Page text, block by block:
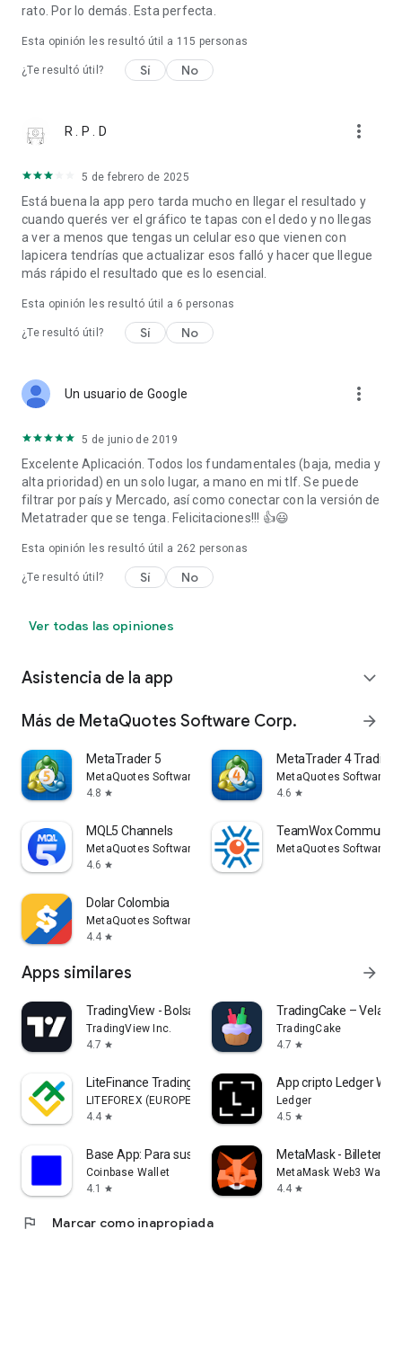
rato. Por lo demás. Esta perfecta.
Esta opinión les resultó útil a 115 personas
¿Te resultó útil? Sí No
R . P . D more_vert
5 de febrero de 2025
Está buena la app pero tarda mucho en llegar el resultado y
cuando querés ver el gráfico te tapas con el dedo y no llegas
a ver a menos que tengas un celular eso que vienen con
lapicera tendrías que actualizar esos falló y hacer que llegue
más rápido el resultado que es lo esencial.
Esta opinión les resultó útil a 6 personas
¿Te resultó útil? Sí No
Un usuario de Google more_vert
5 de junio de 2019
Excelente Aplicación. Todos los fundamentales (baja, media y
alta prioridad) en un solo lugar, a mano en mi tlf. Se puede
filtrar por país y Mercado, así como conectar con la versión de
Metatrader que se tenga. Felicitaciones!!! 👍😃
Esta opinión les resultó útil a 262 personas
¿Te resultó útil? Sí No
Ver todas las opiniones
Asistencia de la app expand_more
Más de MetaQuotes Software Corp. arrow_forward
MetaTrader 5
MetaQuotes Software Corp.
4.8 star
MetaTrader 4 Trading
MetaQuotes Software
4.6 star
MQL5 Channels
MetaQuotes Software Corp.
4.6 star
TeamWox
MetaQuotes Software
Dolar Colombia
MetaQuotes Software Corp.
4.4 star
Apps similares arrow_forward
TradingView - Bolsa de Valores
TradingView Inc.
4.7 star
TradingCake – Velas
TradingCake
4.7 star
LiteFinance Trading Móvil
LITEFOREX (EUROPE) LTD
4.4 star
App cripto Ledger
Ledger
4.5 star
Base App: Para sus Operaciones
Coinbase Wallet
4.1
star
MetaMask - Billetera
MetaMask Web3 Wallet
4.4 star
flag Marcar como inapropiada